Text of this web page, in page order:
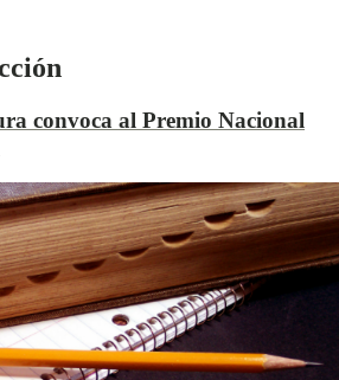
convoca al Premio Nacional